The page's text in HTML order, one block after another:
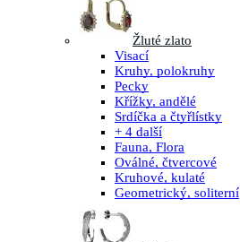
Žluté zlato
Visací
Kruhy, polokruhy
Pecky
Křížky, andělé
Srdíčka a čtyřlístky
+ 4 další
Fauna, Flora
Oválné, čtvercové
Kruhové, kulaté
Geometrický, soliterní